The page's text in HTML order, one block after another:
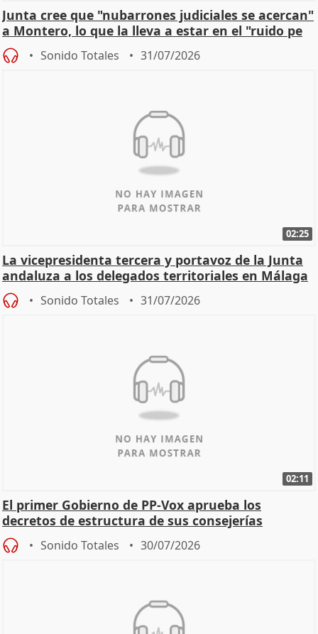
Junta cree que "nubarrones judiciales se acercan"
a Montero, lo que la lleva a estar en el "ruido pe
Sonido Totales 31/07/2026
02:25
La vicepresidenta tercera y portavoz de la Junta
andaluza a los delegados territoriales en Málaga
Sonido Totales 31/07/2026
02:11
El primer Gobierno de PP-Vox aprueba los
decretos de estructura de sus consejerías
Sonido Totales 30/07/2026